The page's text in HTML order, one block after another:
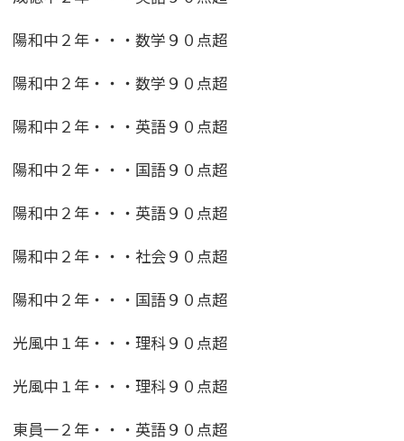
陽和中２年・・・数学９０点超
陽和中２年・・・数学９０点超
陽和中２年・・・英語９０点超
陽和中２年・・・国語９０点超
陽和中２年・・・英語９０点超
陽和中２年・・・社会９０点超
陽和中２年・・・国語９０点超
光風中１年・・・理科９０点超
光風中１年・・・理科９０点超
東員一２年・・・英語９０点超